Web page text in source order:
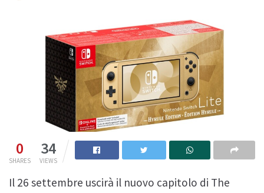
0
SHARES
34
VIEWS
Il 26 settembre uscirà il nuovo capitolo di The